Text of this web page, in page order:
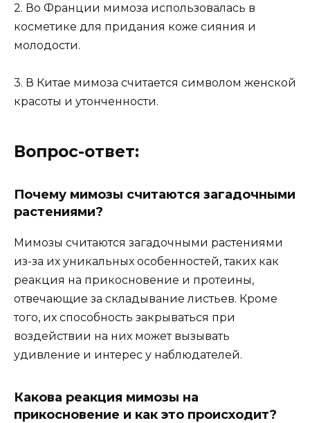
2. Во Франции мимоза использовалась в
косметике для придания коже сияния и
молодости.
3. В Китае мимоза считается символом женской
красоты и утонченности.
Вопрос-ответ:
Почему мимозы считаются загадочными
растениями?
Мимозы считаются загадочными растениями
из-за их уникальных особенностей, таких как
реакция на прикосновение и протеины,
отвечающие за складывание листьев. Кроме
того, их способность закрываться при
воздействии на них может вызывать
удивление и интерес у наблюдателей.
Какова реакция мимозы на
прикосновение и как это происходит?